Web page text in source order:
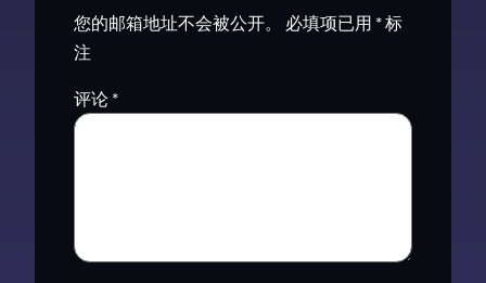
您的邮箱地址不会被公开。 必填项已用 *标
注
评论 *